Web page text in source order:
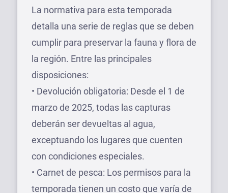
La normativa para esta temporada
detalla una serie de reglas que se deben
cumplir para preservar la fauna y flora de
la región. Entre las principales
disposiciones:
• Devolución obligatoria: Desde el 1 de
marzo de 2025, todas las capturas
deberán ser devueltas al agua,
exceptuando los lugares que cuenten
con condiciones especiales.
• Carnet de pesca: Los permisos para la
temporada tienen un costo que varía de